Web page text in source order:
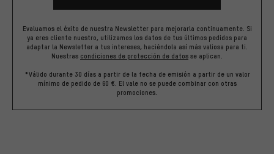
Evaluamos el éxito de nuestra Newsletter para mejorarla continuamente. Si
ya eres cliente nuestro, utilizamos los datos de tus últimos pedidos para
adaptar la Newsletter a tus intereses, haciéndola así más valiosa para ti.
Nuestras condiciones de protección de datos se aplican.
*Válido durante 30 días a partir de la fecha de emisión a partir de un valor
mínimo de pedido de 60 €. El vale no se puede combinar con otras
promociones.